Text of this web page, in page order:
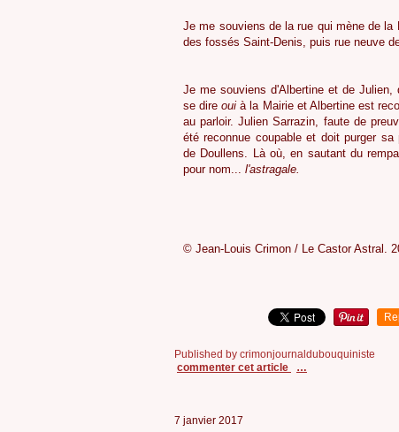
Je me souviens de la rue qui mène de
des fossés Saint-Denis, puis rue neuve
Je me souviens d'Albertine et de
se dire oui à la Mairie et Albertine est
au parloir. Julien Sarrazin, faute de
été reconnue coupable et doit purger sa
de Doullens. Là où, en sautant du
pour nom... l'astragale.
© Jean-Louis Crimon / Le Castor Astral.
Published by crimonjournaldubouquiniste
commenter cet article
…
7 janvier 2017